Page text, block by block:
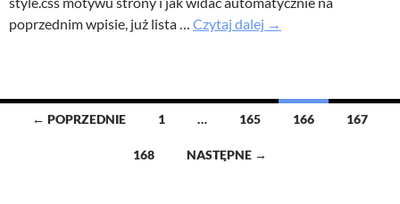
poprzednim wpisie, już lista … Czytaj dalej Poprawiłem
→
Nawigacja
← POPRZEDNIE 1 … 165 166 167
168 NASTĘPNE →